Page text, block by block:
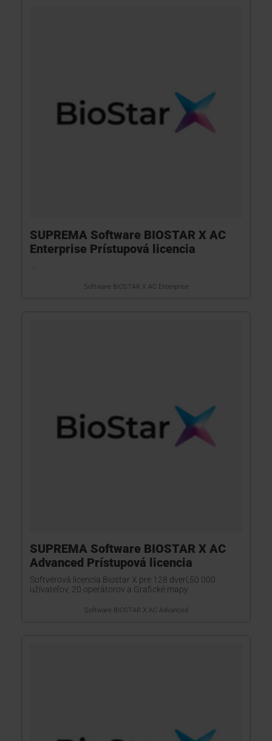
SUPREMA Software BIOSTAR X AC
Enterprise Prístupová licencia
Software BIOSTAR X AC Enterprise
SUPREMA Software BIOSTAR X AC
Advanced Prístupová licencia
Softvérová licencia Biostar X pre 128 dverí,50 000
užívateľov, 20 operátorov a Grafické mapy
Software BIOSTAR X AC Advanced